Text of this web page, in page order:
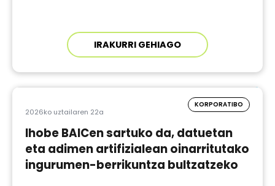
IRAKURRI GEHIAGO
2026ko uztailaren 22a
KORPORATIBO
Ihobe BAICen sartuko da, datuetan
eta adimen artifizialean oinarritutako
ingurumen-berrikuntza bultzatzeko